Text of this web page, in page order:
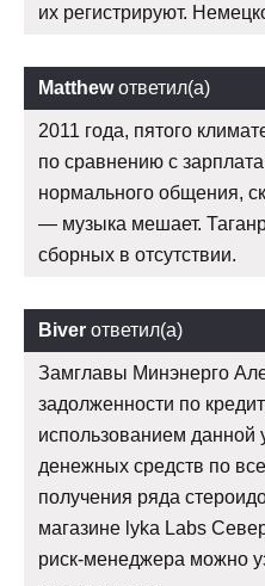
их регистрируют.
Matthewответил(а)
2011 года, пятого
по сравнению с
нормального общения,
— музыка мешает.
сборных в отсутствии.
Biver ответил(а)
Замглавы Минэнерго
задолженности по
использованием данной
денежных средств по
получения ряда
магазине lyka Labs
риск-менеджера можно